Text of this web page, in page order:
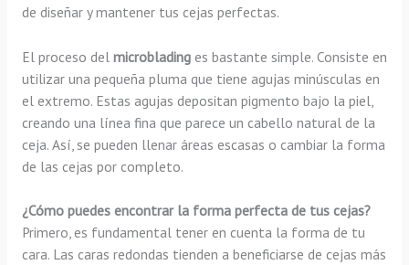
de diseñar y mantener tus cejas perfectas.
El proceso del microbladinges bastante simple. Consiste en
utilizar una pequeña pluma que tiene agujas minúsculas en
el extremo. Estas agujas depositan pigmento bajo la piel,
creando una línea fina que parece un cabello natural de la
ceja. Así, se pueden llenar áreas escasas o cambiar la forma
de las cejas por completo.
¿Cómo puedes encontrar la forma perfecta de tus cejas?
Primero, es fundamental tener en cuenta la forma de tu
cara. Las caras redondas tienden a beneficiarse de cejas más